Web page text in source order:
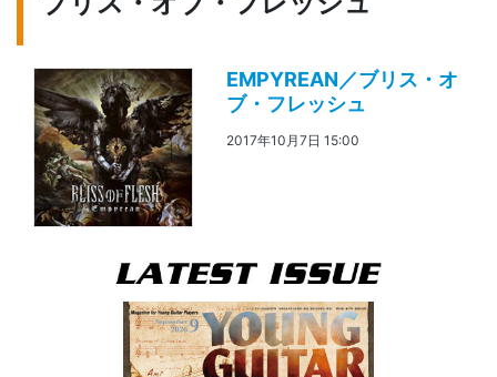
EMPYREAN／ブリス・オ
ブ・フレッシュ
2017年10月7日 15:00